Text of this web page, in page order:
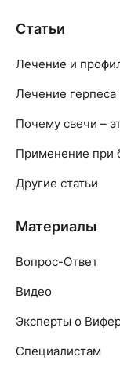
Статьи
Лечение и
Лечение герпеса
Почему свечи –
Применение при
Другие статьи
Материалы
Вопрос-Ответ
Видео
Эксперты о
Специалистам